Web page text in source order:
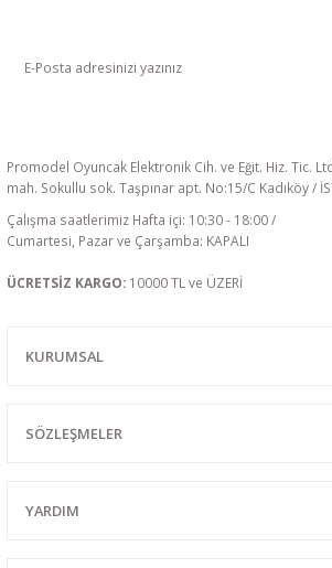
Promodel Oyuncak Elektronik Cih. ve Eğit. Hiz. Tic.
mah. Sokullu sok. Taşpınar apt. No:15/C Kadıköy /
Çalışma saatlerimiz Hafta içi: 10:30 - 18:00 /
Cumartesi, Pazar ve Çarşamba: KAPALI
ÜCRETSİZ KARGO: 10000 TL ve ÜZERİ
KURUMSAL
SÖZLEŞMELER
YARDIM